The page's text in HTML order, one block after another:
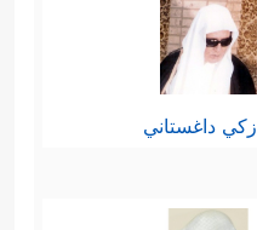
زكي داغستاني